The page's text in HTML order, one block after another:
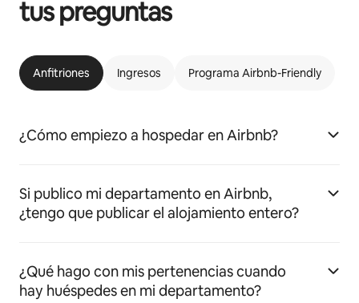
tus preguntas
Anfitriones Ingresos Programa Airbnb-Friendly
¿Cómo empiezo a hospedar en Airbnb?
Si publico mi departamento en Airbnb,
¿tengo que publicar el alojamiento entero?
¿Qué hago con mis pertenencias cuando
hay huéspedes en mi departamento?